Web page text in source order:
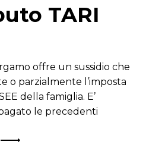
TARI
offre un sussidio che
o parzialmente l’imposta
della famiglia. E’
le precedenti